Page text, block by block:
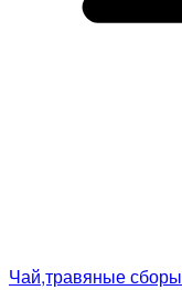
Чай,травяные сборы